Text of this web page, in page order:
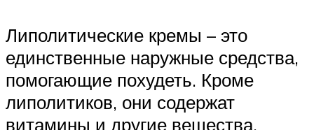
Липолитические кремы – это
единственные наружные средства,
помогающие похудеть. Кроме
липолитиков, они содержат
витамины и другие вещества,